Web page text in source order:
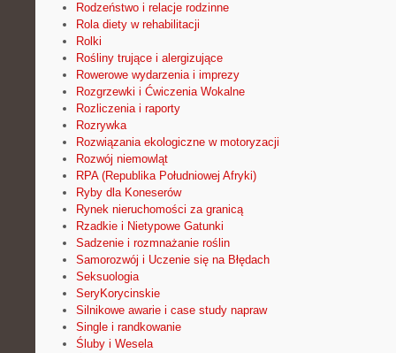
Rodzeństwo i relacje rodzinne
Rola diety w rehabilitacji
Rolki
Rośliny trujące i alergizujące
Rowerowe wydarzenia i imprezy
Rozgrzewki i Ćwiczenia Wokalne
Rozliczenia i raporty
Rozrywka
Rozwiązania ekologiczne w motoryzacji
Rozwój niemowląt
RPA (Republika Południowej Afryki)
Ryby dla Koneserów
Rynek nieruchomości za granicą
Rzadkie i Nietypowe Gatunki
Sadzenie i rozmnażanie roślin
Samorozwój i Uczenie się na Błędach
Seksuologia
SeryKorycinskie
Silnikowe awarie i case study napraw
Single i randkowanie
Śluby i Wesela